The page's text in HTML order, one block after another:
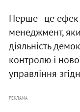
Перше - це
менеджмент,
діяльність
контролю і
управління
РЕКЛАМА